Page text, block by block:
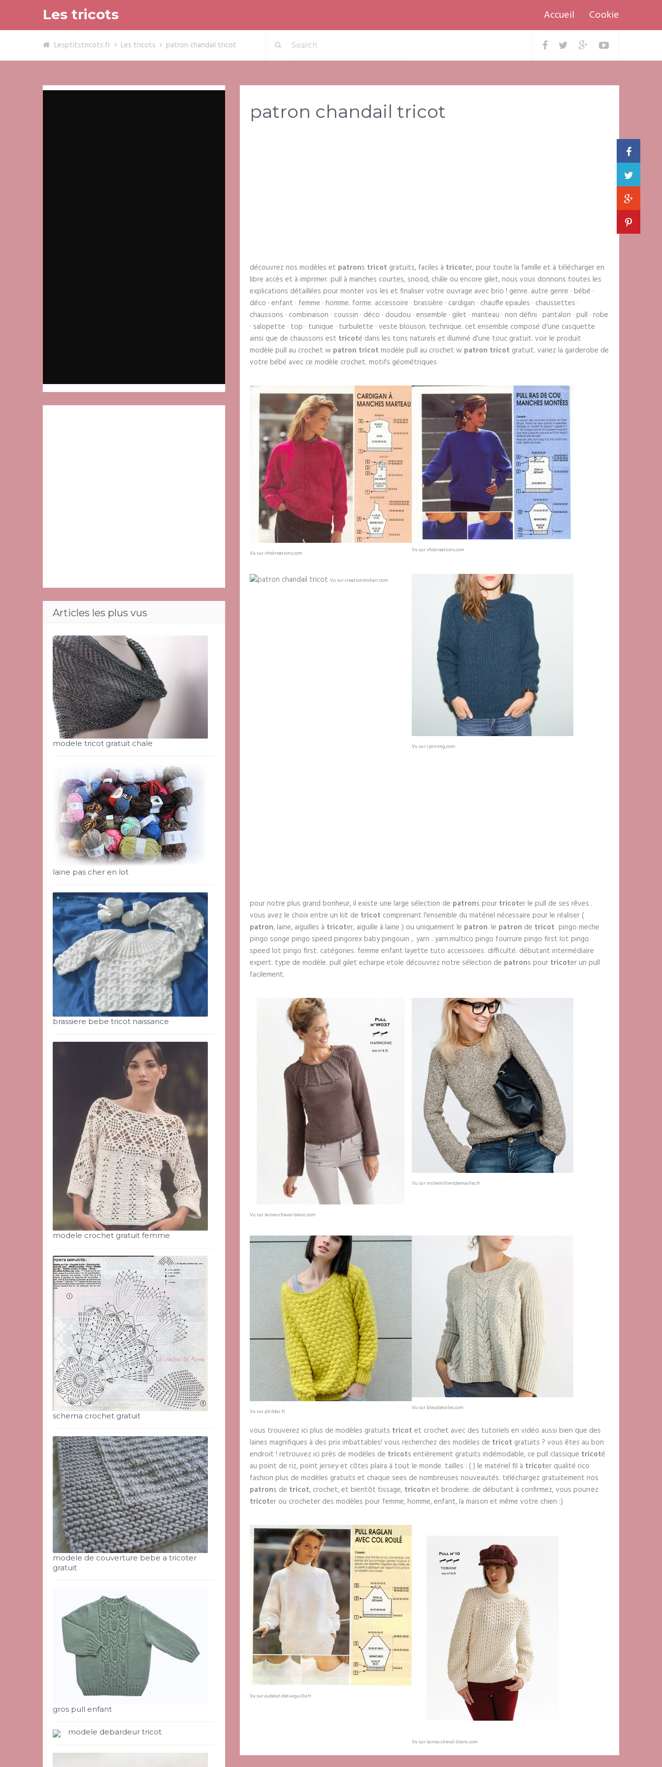
Les tricots Accueil Cookie
Lesptitstricots.fr Les tricots patron chandail tricot
patron chandail tricot
découvrez nos modèles et patrons tricot gratuits, faciles à tricoter, pour toute la famille et à télécharger en
libre accès et à imprimer. pull à manches courtes, snood, châle ou encore gilet, nous vous donnons toutes les
explications détaillées pour monter vos les et finaliser votre ouvrage avec brio ! genre. autre genre · bébé ·
déco · enfant · femme · homme. forme. accessoire · brassière · cardigan · chauffe epaules · chaussettes ·
chaussons · combinaison · coussin · déco · doudou · ensemble · gilet · manteau · non défini · pantalon · pull · robe
· salopette · top · tunique · turbulette · veste blouson. technique. cet ensemble composé d'une casquette
ainsi que de chaussons est tricoté dans les tons naturels et illuminé d'une touc gratuit. voir le produit ·
modèle pull au crochet w patron tricot modèle pull au crochet w patron tricot gratuit. variez la garderobe de
votre bébé avec ce modèle crochet. motifs géométriques
Vu sur vhdcreations.com Vu sur vhdcreations.com
Vu sur creationmohair.com
Vu sur i.pinimg.com
pour notre plus grand bonheur, il existe une large sélection de patrons pour tricoter le pull de ses rêves .
vous avez le choix entre un kit de tricot comprenant l'ensemble du matériel nécessaire pour le réaliser (
patron, laine, aiguilles à tricoter, aiguille à laine ) ou uniquement le patron. le patron de tricot pingo meche
pingo songe pingo speed pingorex baby pingouin ,. yarn . yarn.multico pingo fourrure pingo first lot pingo
speed lot pingo first. catégories. femme enfant layette tuto accessoires. difficulté. débutant intermédiaire
expert. type de modèle. pull gilet echarpe etole découvrez notre sélection de patrons pour tricoter un pull
facilement.
Vu sur laines-cheval-blanc.com
Vu sur millemilliersdemailles.fr
Vu sur phildar.fr Vu sur bleudetoiles.com
vous trouverez ici plus de modèles gratuits tricot et crochet avec des tutoriels en vidéo aussi bien que des
laines magnifiques à des prix imbattables! vous recherchez des modèles de tricot gratuits ? vous êtes au bon
endroit ! retrouvez ici près de modèles de tricots entièrement gratuits indémodable, ce pull classique tricoté
au point de riz, point jersey et côtes plaira à tout le monde. tailles : ( ) le matériel fil à tricoter qualité rico
fashion plus de modèles gratuits et chaque sees de nombreuses nouveautés. téléchargez gratuitement nos
patrons de tricot, crochet, et bientôt tissage, tricotin et broderie. de débutant à confirmez, vous pourrez
tricoter ou crocheter des modèles pour femme, homme, enfant, la maison et même votre chien :)
Vu sur aubout-del-aiguille.fr
Vu sur laines-cheval-blanc.com
Articles les plus vus
modele tricot gratuit chale
laine pas cher en lot
brassiere bebe tricot naissance
modele crochet gratuit femme
schema crochet gratuit
modele de couverture bebe a tricoter
gratuit
gros pull enfant
modele debardeur tricot